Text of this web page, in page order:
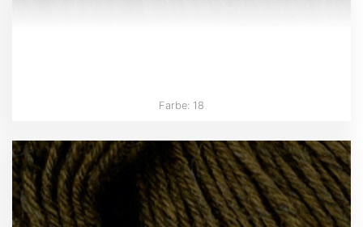
Farbe: 18